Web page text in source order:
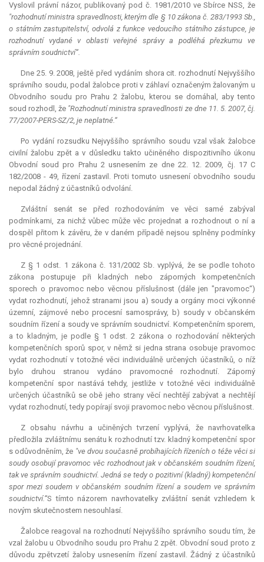
Vyslovil právní názor, publikovaný pod č. 1981/2010 ve Sbírce NSS, že
"rozhodnutí ministra spravedlnosti, kterým dle § 10 zákona č. 283/1993 Sb.,
o státním zastupitelství, odvolá z funkce vedoucího státního zástupce, je
rozhodnutí vydané v oblasti veřejné správy a podléhá přezkumu ve
správním soudnictví“.
Dne 25. 9. 2008, ještě před vydáním shora cit. rozhodnutí Nejvyššího
správního soudu, podal žalobce proti v záhlaví označeným žalovaným u
Obvodního soudu pro Prahu 2 žalobu, kterou se domáhal, aby tento
soud rozhodl, že "Rozhodnutí ministra spravedlnosti ze dne 11. 5. 2007, čj.
77/2007-PERS-SZ/2, je neplatné.“
Po vydání rozsudku Nejvyššího správního soudu vzal však žalobce
civilní žalobu zpět a v důsledku takto učiněného dispozitivního úkonu
Obvodní soud pro Prahu 2 usnesením ze dne 22. 12. 2009, čj. 17 C
182/2008 - 49, řízení zastavil. Proti tomuto usnesení obvodního soudu
nepodal žádný z účastníků odvolání.
Zvláštní senát se před rozhodováním ve věci samé zabýval
podmínkami, za nichž vůbec může věc projednat a rozhodnout o ní a
dospěl přitom k závěru, že v daném případě nejsou splněny podmínky
pro věcné projednání.
Z § 1 odst. 1 zákona č. 131/2002 Sb. vyplývá, že se podle tohoto
zákona postupuje při kladných nebo záporných kompetenčních
sporech o pravomoc nebo věcnou příslušnost (dále jen "pravomoc“)
vydat rozhodnutí, jehož stranami jsou a) soudy a orgány moci výkonné
územní, zájmové nebo procesní samosprávy, b) soudy v občanském
soudním řízení a soudy ve správním soudnictví. Kompetenčním sporem,
a to kladným, je podle § 1 odst. 2 zákona o rozhodování některých
kompetenčních sporů spor, v němž si jedna strana osobuje pravomoc
vydat rozhodnutí v totožné věci individuálně určených účastníků, o níž
bylo druhou stranou vydáno pravomocné rozhodnutí. Záporný
kompetenční spor nastává tehdy, jestliže v totožné věci individuálně
určených účastníků se obě jeho strany věcí nechtějí zabývat a nechtějí
vydat rozhodnutí, tedy popírají svoji pravomoc nebo věcnou příslušnost.
Z obsahu návrhu a učiněných tvrzení vyplývá, že navrhovatelka
předložila zvláštnímu senátu k rozhodnutí tzv. kladný kompetenční spor
s odůvodněním, že "ve dvou současně probíhajících řízeních o téže věci si
soudy osobují pravomoc věc rozhodnout jak v občanském soudním řízení,
tak ve správním soudnictví. Jedná se tedy o pozitivní (kladný) kompetenční
spor mezi soudem v občanském soudním řízení a soudem ve správním
soudnictví.“S tímto názorem navrhovatelky zvláštní senát vzhledem k
novým skutečnostem nesouhlasí.
Žalobce reagoval na rozhodnutí Nejvyššího správního soudu tím, že
vzal žalobu u Obvodního soudu pro Prahu 2 zpět. Obvodní soud proto z
důvodu zpětvzetí žaloby usnesením řízení zastavil. Žádný z účastníků